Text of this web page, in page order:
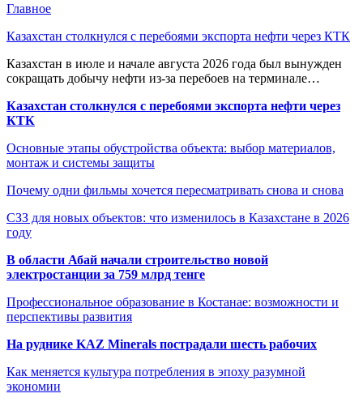
Главное
Казахстан столкнулся с перебоями экспорта нефти через КТК
Казахстан в июле и начале августа 2026 года был вынужден
сокращать добычу нефти из-за перебоев на терминале…
Казахстан столкнулся с перебоями экспорта нефти через
КТК
Основные этапы обустройства объекта: выбор материалов,
монтаж и системы защиты
Почему одни фильмы хочется пересматривать снова и снова
СЗЗ для новых объектов: что изменилось в Казахстане в 2026
году
В области Абай начали строительство новой
электростанции за 759 млрд тенге
Профессиональное образование в Костанае: возможности и
перспективы развития
На руднике KAZ Minerals пострадали шесть рабочих
Как меняется культура потребления в эпоху разумной
экономии